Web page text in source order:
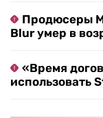
Продюсеры
Blur умер в
«Время
использовать